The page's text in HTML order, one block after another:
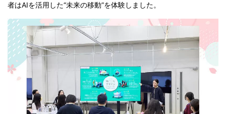
者はAIを活用した“未来の移動”を体験しました。